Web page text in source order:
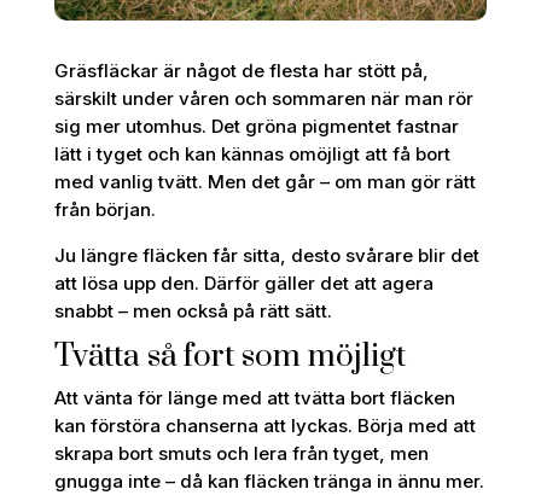
Gräsfläckar är något de flesta har stött på,
särskilt under våren och sommaren när man rör
sig mer utomhus. Det gröna pigmentet fastnar
lätt i tyget och kan kännas omöjligt att få bort
med vanlig tvätt. Men det går – om man gör rätt
från början.
Ju längre fläcken får sitta, desto svårare blir det
att lösa upp den. Därför gäller det att agera
snabbt – men också på rätt sätt.
Tvätta så fort som möjligt
Att vänta för länge med att tvätta bort fläcken
kan förstöra chanserna att lyckas. Börja med att
skrapa bort smuts och lera från tyget, men
gnugga inte – då kan fläcken tränga in ännu mer.